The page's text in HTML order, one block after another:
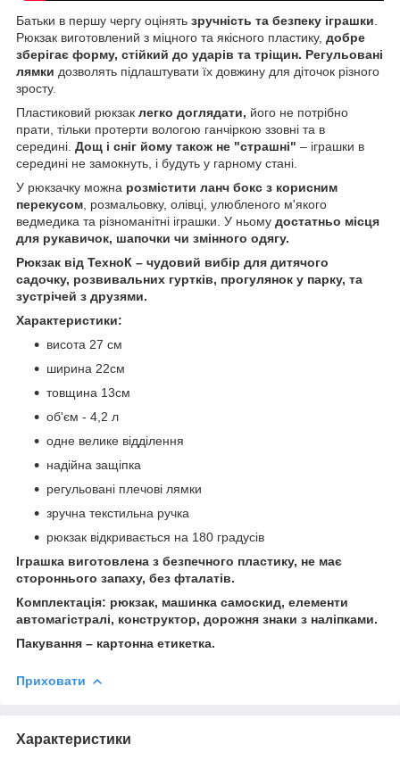
Батьки в першу чергу оцінять зручність та безпеку іграшки
Рюкзак виготовлений з міцного та якісного пластику, добре
зберігає форму, стійкий до ударів та тріщин. Регульовані
лямки дозволять підлаштувати їх довжину для діточок різного
зросту.
Пластиковий рюкзак легко доглядати, його не потрібно
прати, тільки протерти вологою ганчіркою ззовні та в
середині. Дощ і сніг йому також не "страшні" – іграшки в
середині не замокнуть, і будуть у гарному стані.
У рюкзачку можна розмістити ланч бокс з корисним
перекусом , розмальовку, олівці, улюбленого м'якого
ведмедика та різноманітні іграшки. У ньому достатньо місця
для рукавичок, шапочки чи змінного одягу.
Рюкзак від ТехноК – чудовий вибір для дитячого
садочку, розвивальних гуртків, прогулянок у парку, та
зустрічей з друзями.
Характеристики:
висота 27 см
ширина 22см
товщина 13см
об'єм - 4,2 л
одне велике відділення
надійна защіпка
регульовані плечові лямки
зручна текстильна ручка
рюкзак відкривається на 180 градусів
Іграшка виготовлена з безпечного пластику, не має
стороннього запаху, без фталатів.
Комплектація: рюкзак, машинка самоскид, елементи
автомагістралі, конструктор, дорожня знаки з наліпками.
Пакування – картонна етикетка.
Приховати
Характеристики